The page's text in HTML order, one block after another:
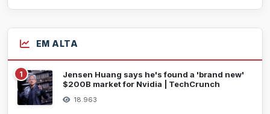
EM ALTA
1
Jensen Huang says he's found a 'brand new'
$200B market for Nvidia | TechCrunch
18.963